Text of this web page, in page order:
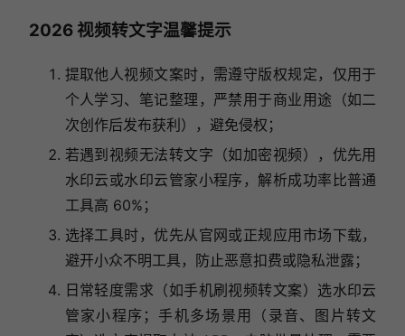
2026 视频转文字温馨提示
提取他人视频文案时，需遵守版权规定，仅用于
个人学习、笔记整理，严禁用于商业用途（如二
次创作后发布获利），避免侵权；
若遇到视频无法转文字（如加密视频），优先用
水印云或水印云管家小程序，解析成功率比普通
工具高 60%；
选择工具时，优先从官网或正规应用市场下载，
避开小众不明工具，防止恶意扣费或隐私泄露；
日常轻度需求（如手机刷视频转文案）选水印云
管家小程序；手机多场景用（录音、图片转文